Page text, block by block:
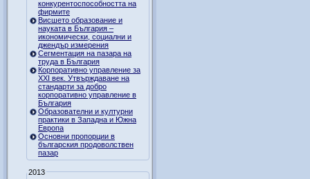
конкурентоспособността на
фирмите
Висшето образование и
науката в България –
икономически, социални и
джендър измерения
Сегментация на пазара на
труда в България
Корпоративно управление за
XXI век. Утвърждаване на
стандарти за добро
корпоративно управление в
България
Образователни и културни
практики в Западна и Южна
Европа
Основни пропорции в
българския продоволствен
пазар
2013